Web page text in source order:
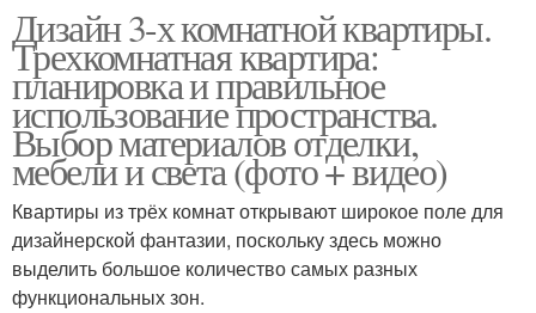
Дизайн 3-х комнатной квартиры.
Трехкомнатная квартира:
планировка и правильное
использование пространства.
Выбор материалов отделки,
мебели и света (фото + видео)
Квартиры из трёх комнат открывают широкое поле для
дизайнерской фантазии, поскольку здесь можно
выделить большое количество самых разных
функциональных зон.